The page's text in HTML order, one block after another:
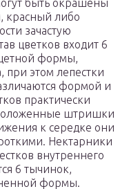
быть окрашены
красный либо
зачастую
цветков входит 6
формы,
при этом лепестки
формой и
практически
штришки
к середке они
Нектарники
внутреннего
6 тычинок,
формы.